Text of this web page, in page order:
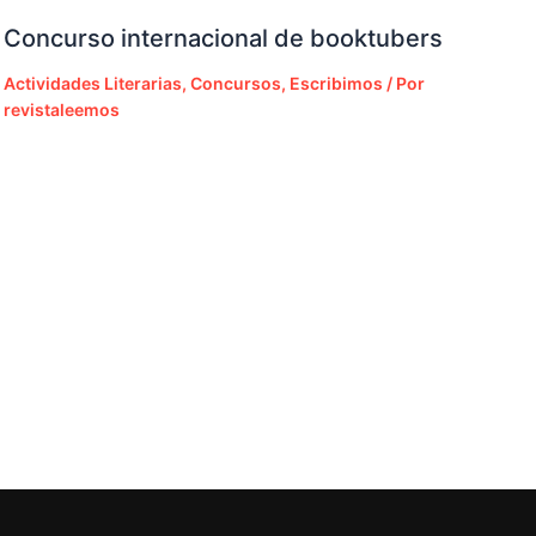
Concurso internacional de booktubers
Actividades Literarias,Concursos, Escribimos / Por
revistaleemos